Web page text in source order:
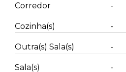
Corredor -
Cozinha(s) -
Outra(s) Sala(s) -
Sala(s) -